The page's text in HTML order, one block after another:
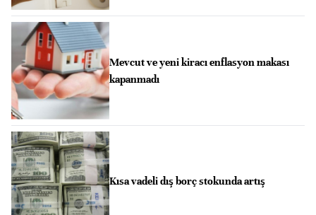
Mevcut ve yeni kiracı enflasyon makası
kapanmadı
Kısa vadeli dış borç stokunda artış